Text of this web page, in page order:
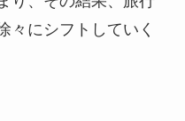
々にシフトしていく